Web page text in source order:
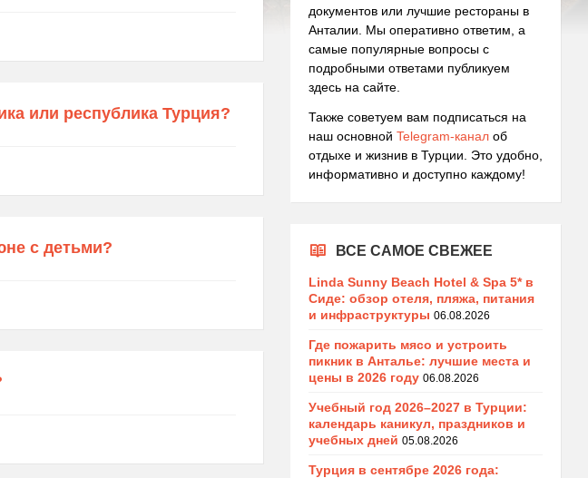
или республика Турция?
с детьми?
документов или лучшие рестораны в
Анталии. Мы оперативно ответим, а
самые популярные вопросы с
подробными ответами публикуем
здесь на сайте.
Также советуем вам подписаться на
наш основной Telegram-каналоб
отдыхе и жизнив в Турции. Это удобно,
информативно и доступно каждому!
ВСЕ САМОЕ СВЕЖЕЕ
Linda Sunny Beach Hotel & Spa 5* в
Сиде: обзор отеля, пляжа, питания
и инфраструктуры 06.08.2026
Где пожарить мясо и устроить
пикник в Анталье: лучшие места и
цены в 2026 году 06.08.2026
Учебный год 2026–2027 в Турции:
календарь каникул, праздников и
учебных дней 05.08.2026
Турция в сентябре 2026 года: